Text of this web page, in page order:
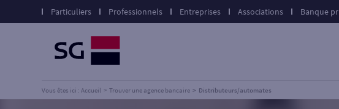
Particuliers Professionnels Entreprises Associations Banque
Vous êtes ici : Accueil Trouver une agence bancaire Distributeurs/automates